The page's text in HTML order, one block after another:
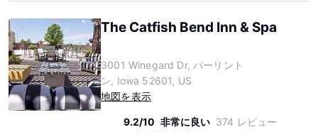
The Catfish Bend Inn & Spa
3001 Winegard Dr, バーリント
ン, Iowa 52601, US
地図を表示
9.2/10 非常に良い 374 レビュー